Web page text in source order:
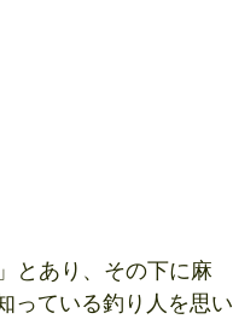
っている釣り人を思い